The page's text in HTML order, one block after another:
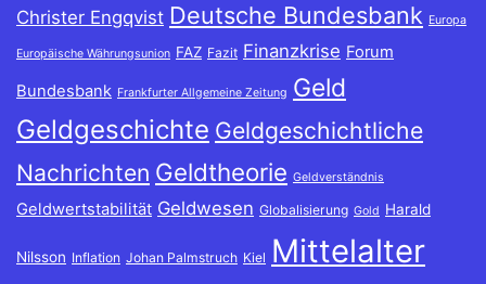
Christer Engqvist Deutsche Bundesbank Europa
Europäische Währungsunion FAZ Fazit Finanzkrise Forum
Bundesbank Frankfurter Allgemeine Zeitung Geld
Geldgeschichte Geldgeschichtliche
Nachrichten Geldtheorie Geldverständnis
Geldwertstabilität Geldwesen Globalisierung Gold Harald
Nilsson Inflation Johan Palmstruch Kiel Mittelalter